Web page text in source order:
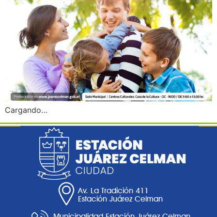
Cargando…
Av. La Tradición 411
Estación Juárez Celman